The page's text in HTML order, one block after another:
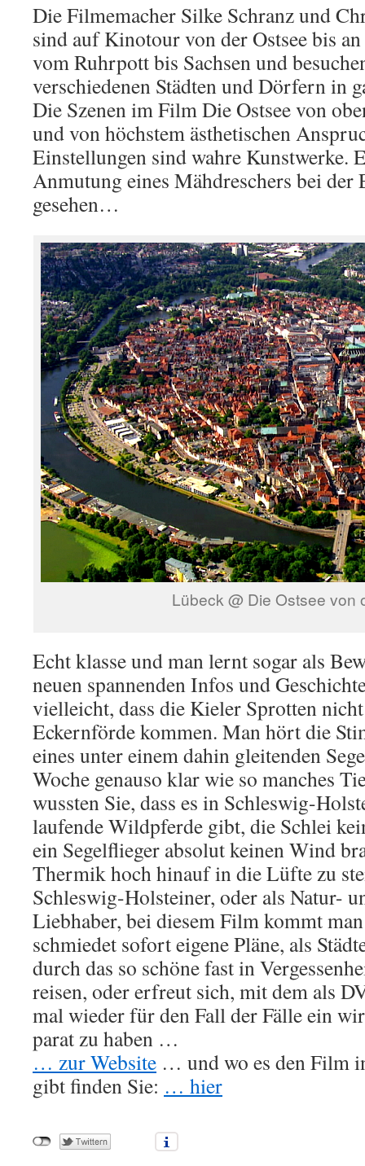
Die Filmemacher Silke Schranz und
sind auf Kinotour von der Ostsee bis
vom Ruhrpott bis Sachsen und
verschiedenen Städten und Dörfern in
Die Szenen im Film Die Ostsee von
und von höchstem ästhetischen
Einstellungen sind wahre Kunstwerke.
Anmutung eines Mähdreschers bei der
gesehen…
Lübeck @ Die Ostsee
Echt klasse und man lernt sogar als
neuen spannenden Infos und
vielleicht, dass die Kieler Sprotten
Eckernförde kommen. Man hört die
eines unter einem dahin gleitenden
Woche genauso klar wie so manches
wussten Sie, dass es in Schleswig-
laufende Wildpferde gibt, die Schlei
ein Segelflieger absolut keinen Wind
Thermik hoch hinauf in die Lüfte zu
Schleswig-Holsteiner, oder als Natur-
Liebhaber, bei diesem Film kommt
schmiedet sofort eigene Pläne, als
durch das so schöne fast in
reisen, oder erfreut sich, mit dem als
mal wieder für den Fall der Fälle ein
parat zu haben …
… zur Website … und wo es den Film
gibt finden Sie: … hier